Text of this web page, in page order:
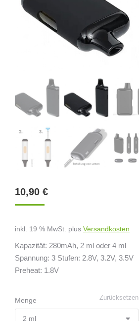
10,90 €
inkl. 19 % MwSt. plus Versandkosten
Kapazität: 280mAh, 2 ml oder 4 ml
Spannung: 3 Stufen: 2.8V, 3.2V, 3.5V
Preheat: 1.8V
Menge Zurücksetzen